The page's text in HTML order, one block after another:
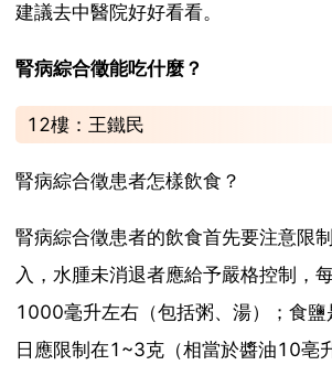
建議去中醫院好好看看。
腎病綜合徵能吃什麼？
12樓：王鐵民
腎病綜合徵患者怎樣飲食？
腎病綜合徵患者的飲食首先要注意限
入，水腫未消退者應給予嚴格控制，
1000毫升左右（包括粥、湯）；食
日應限制在1~3克（相當於醬油10亳